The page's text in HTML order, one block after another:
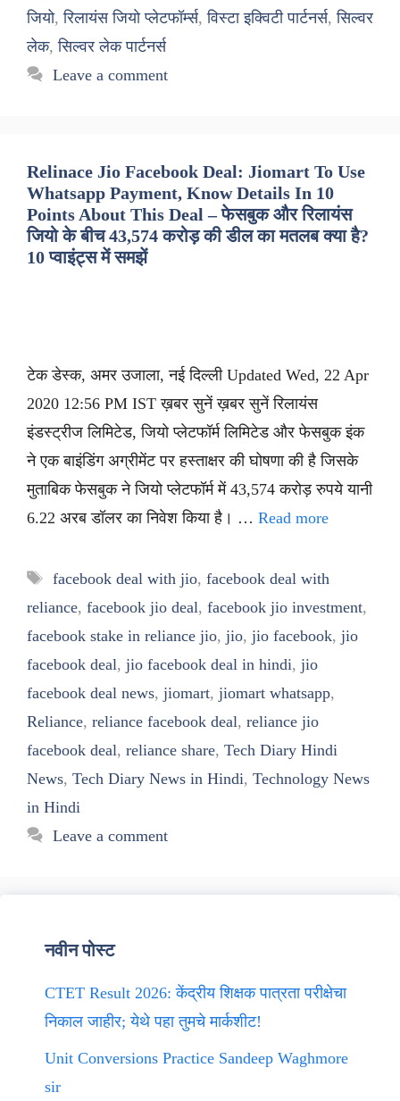
जियो,रिलायंस जियो प्लेटफॉर्म्स,विस्टा इक्विटी पार्टनर्स,सिल्वर
लेक,सिल्वर लेक पार्टनर्स
Leave a comment
Relinace Jio Facebook Deal: Jiomart To Use
Whatsapp Payment, Know Details In 10
Points About This Deal – फेसबुक और रिलायंस
जियो के बीच 43,574 करोड़ की डील का मतलब क्या है?
10 प्वाइंट्स में समझें
टेक डेस्क, अमर उजाला, नई दिल्ली Updated Wed, 22 Apr
2020 12:56 PM IST ख़बर सुनें ख़बर सुनें रिलायंस
इंडस्ट्रीज लिमिटेड, जियो प्लेटफॉर्म लिमिटेड और फेसबुक इंक
ने एक बाइंडिंग अग्रीमेंट पर हस्ताक्षर की घोषणा की है जिसके
मुताबिक फेसबुक ने जियो प्लेटफॉर्म में 43,574 करोड़ रुपये यानी
6.22 अरब डॉलर का निवेश किया है। … Read more
Tags
facebook deal with jio, facebook deal with
reliance, facebook jio deal, facebook jio investment,
facebook stake in reliance jio, jio, jio facebook, jio
facebook deal, jio facebook deal in hindi, jio
facebook deal news, jiomart, jiomart whatsapp,
Reliance, reliance facebook deal, reliance jio
facebook deal, reliance share, Tech Diary Hindi
News, Tech Diary News in Hindi, Technology News
in Hindi
Leave a comment
नवीन पोस्ट
CTET Result 2026: केंद्रीय शिक्षक पात्रता परीक्षेचा
निकाल जाहीर; येथे पहा तुमचे मार्कशीट!
Unit Conversions Practice Sandeep Waghmore
sir